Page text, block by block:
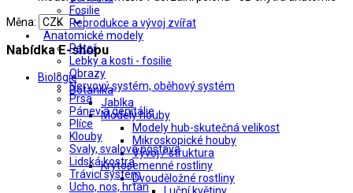
Fosilie
Reprodukce a vývoj zvířat
Anatomické modely
Páteř
Lebky a kosti - fosilie
Obrazy
Nervový systém, oběhový systém
Prsa
Pánev a genitálie
Plíce
Klouby
Svaly, svalová postava
Lidská kostra
Trávicí systém
Ucho, nos, hrtan
Měna:
Nabídka E-shopu
Biologie
Botanika
Jablka
Modely houby
Modely hub-skutečná velikost
Mikroskopické houby
Vývoj / struktura
Krytosemenné rostliny
Dvouděložné rostliny
Luční květiny